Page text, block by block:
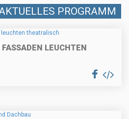
PROGRAMM
LEUCHTEN